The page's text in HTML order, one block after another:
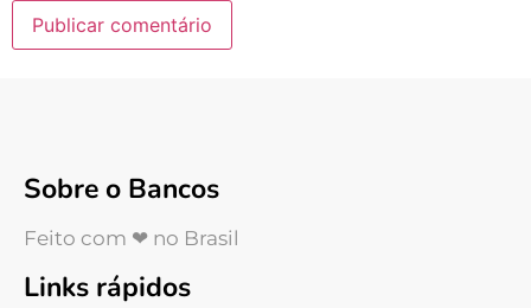
Sobre o Bancos
Feito com ❤ no Brasil
Links rápidos